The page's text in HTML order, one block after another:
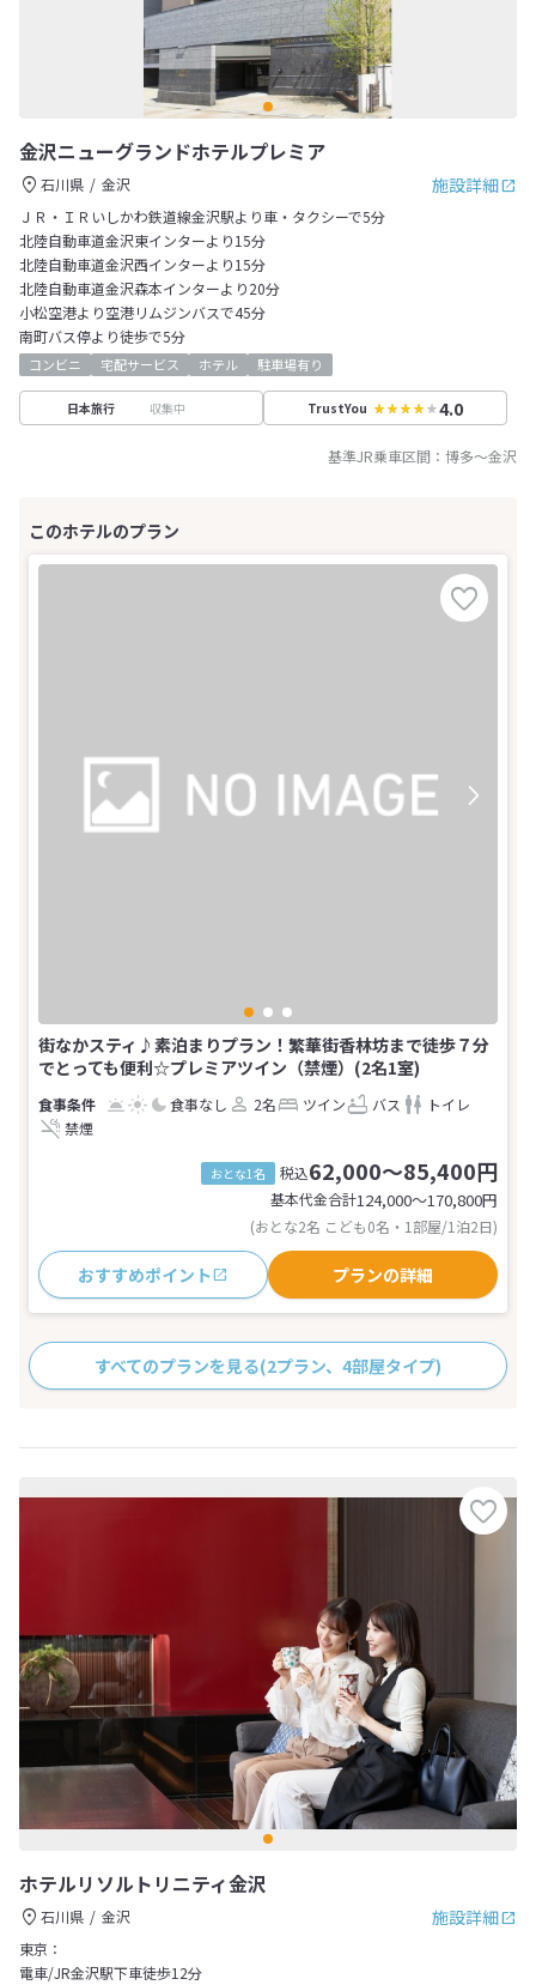
金沢ニューグランドホテルプレミア
施設詳細
石川県
金沢
ＪＲ・ＩＲいしかわ鉄道線金沢駅より車・タクシーで5分
北陸自動車道金沢東インターより15分
北陸自動車道金沢西インターより15分
北陸自動車道金沢森本インターより20分
小松空港より空港リムジンバスで45分
南町バス停より徒歩で5分
コンビニ 宅配サービス ホテル 駐車場有り
日本旅行 収集中 TrustYou 4.0
基準JR乗車区間： 博多～金沢
街なかスティ♪素泊まりプラン！繁華街香林坊まで徒歩７分
でとっても便利☆プレミアツイン（禁煙）(2名1室)
食事なし 2名 ツイン バス
トイレ
禁煙
おとな1名 税込62,000～85,400円
基本代金合計124,000〜170,800円
(おとな2名 こども0名・1部屋/1泊2日)
おすすめポイント プランの詳細
すべてのプランを見る(2プラン、4部屋タイプ)
ホテルリソルトリニティ金沢
施設詳細
石川県
金沢
東京：
電車/JR金沢駅下車徒歩12分